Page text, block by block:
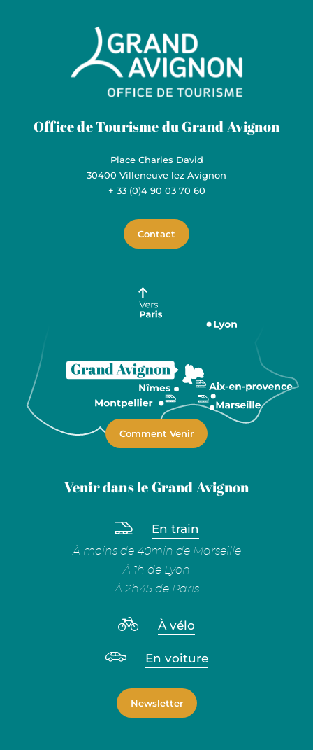
Grand Avignon Tourisme
Office de Tourisme du Grand Avignon
Place Charles David
30400 Villeneuve lez Avignon
+ 33 (0)4 90 03 70 60
Contact
Comment Venir
Venir dans le Grand Avignon
En train
À moins de 40min de Marseille
À 1h de Lyon
À 2h45 de Paris
À vélo
En voiture
Newsletter